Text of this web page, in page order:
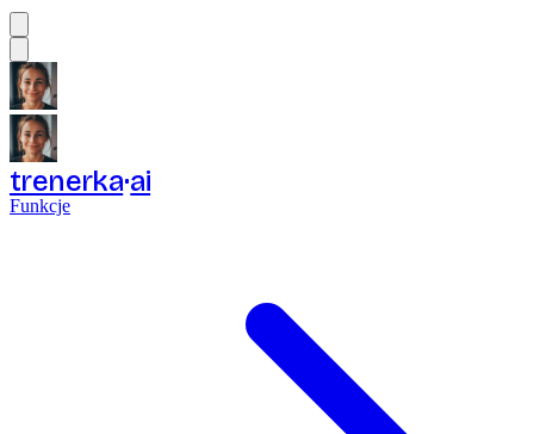
trenerka ai
Funkcje